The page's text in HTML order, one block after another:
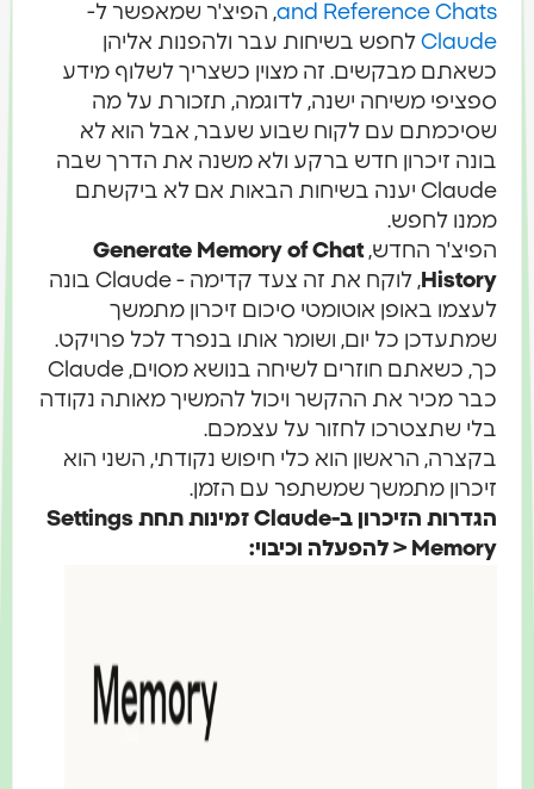
and Reference Chats, הפיצ'ר שמאפשר ל-
Claude לחפש בשיחות עבר ולהפנות אליהן
כשאתם מבקשים. זה מצוין כשצריך לשלוף מידע
ספציפי משיחה ישנה, לדוגמה, תזכורת על מה
שסיכמתם עם לקוח שבוע שעבר, אבל הוא לא
בונה זיכרון חדש ברקע ולא משנה את הדרך שבה
Claude יענה בשיחות הבאות אם לא ביקשתם
ממנו לחפש.
הפיצ'ר החדש,Generate Memory of Chat
History
, לוקח את זה צעד קדימה - Claude בונה
לעצמו באופן אוטומטי סיכום זיכרון מתמשך
שמתעדכן כל יום, ושומר אותו בנפרד לכל פרויקט.
כך, כשאתם חוזרים לשיחה בנושא מסוים, Claude
כבר מכיר את ההקשר ויכול להמשיך מאותה נקודה
בלי שתצטרכו לחזור על עצמכם.
בקצרה, הראשון הוא כלי חיפוש נקודתי, השני הוא
זיכרון מתמשך שמשתפר עם הזמן.
הגדרות הזיכרון ב-Claude זמינות תחת Settings
> Memory להפעלה וכיבוי: